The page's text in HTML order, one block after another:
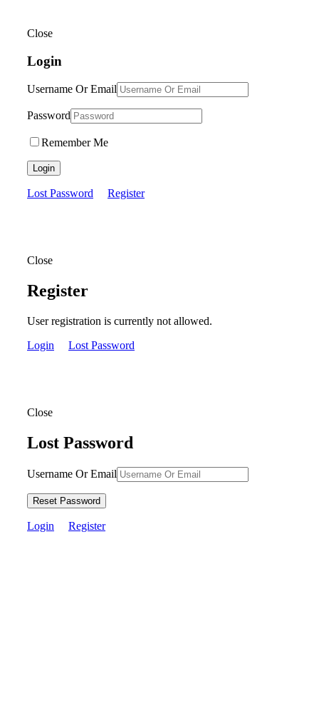
Close
Login
Username Or Email
Password
Remember Me
Login
Lost Password Register
Close
Register
User registration is currently not allowed.
Login
Lost Password
Close
Lost Password
Username Or Email
Reset Password
Login Register